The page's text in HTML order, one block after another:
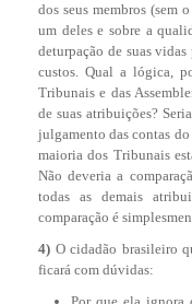
dos seus membros (sem
um deles e sobre a
deturpação de suas vidas
custos. Qual a lógica,
Tribunais e das
de suas atribuições?
julgamento das contas
maioria dos Tribunais
Não deveria a
todas as demais
comparação é
4) O cidadão brasileiro
ficará com dúvidas: